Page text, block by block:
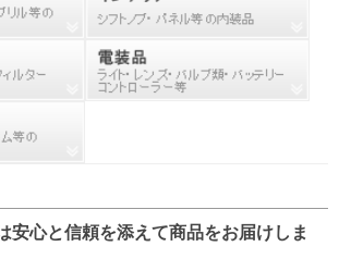
安心と信頼を添えて商品をお届けしま